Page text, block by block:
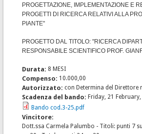
PROGETTAZIONE, IMPLEMENTAZIONE E
PROGETTI DI RICERCA RELATIVI ALLA
PIANTE"
PROGETTO DAL TITOLO: "RICERCA
RESPONSABILE SCIENTIFICO PROF.
Durata: 8 MESI
Compenso: 10.000,00
Autorizzato:con Determina del Direttore
Scadenza del bando:Friday, 21
Bando cod.3-25.pdf
Vincitore:
Dott.ssa Carmela Palumbo - Titoli: punti 7